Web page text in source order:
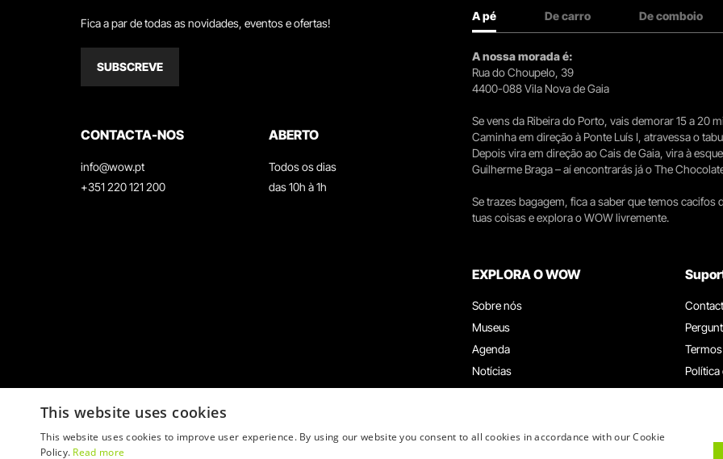
Fica a par de todas as novidades, eventos e ofertas!
SUBSCREVE
CONTACTA-NOS
info@wow.pt
+351 220 121 200
ABERTO
Todos os dias
das 10h à 1h
A pé De carro De comboio
A nossa morada é:
Rua do Choupelo, 39
4400-088 Vila Nova de Gaia
Se vens da Ribeira do Porto, vais demorar 15 a 20
Caminha em direção à Ponte Luís I, atravessa o
Depois vira em direção ao Cais de Gaia, vira à
Guilherme Braga – aí encontrarás já o The
Se trazes bagagem, fica a saber que temos
tuas coisas e explora o WOW livremente.
EXPLORA O WOW
Sobre nós
Museus
Agenda
Notícias
Restaurantes
Grupos e Eventos
Política
This website uses cookies
This website uses cookies to improve user experience. By using our website you consent to all cookies in accordance with our Cookie
Policy. Read more